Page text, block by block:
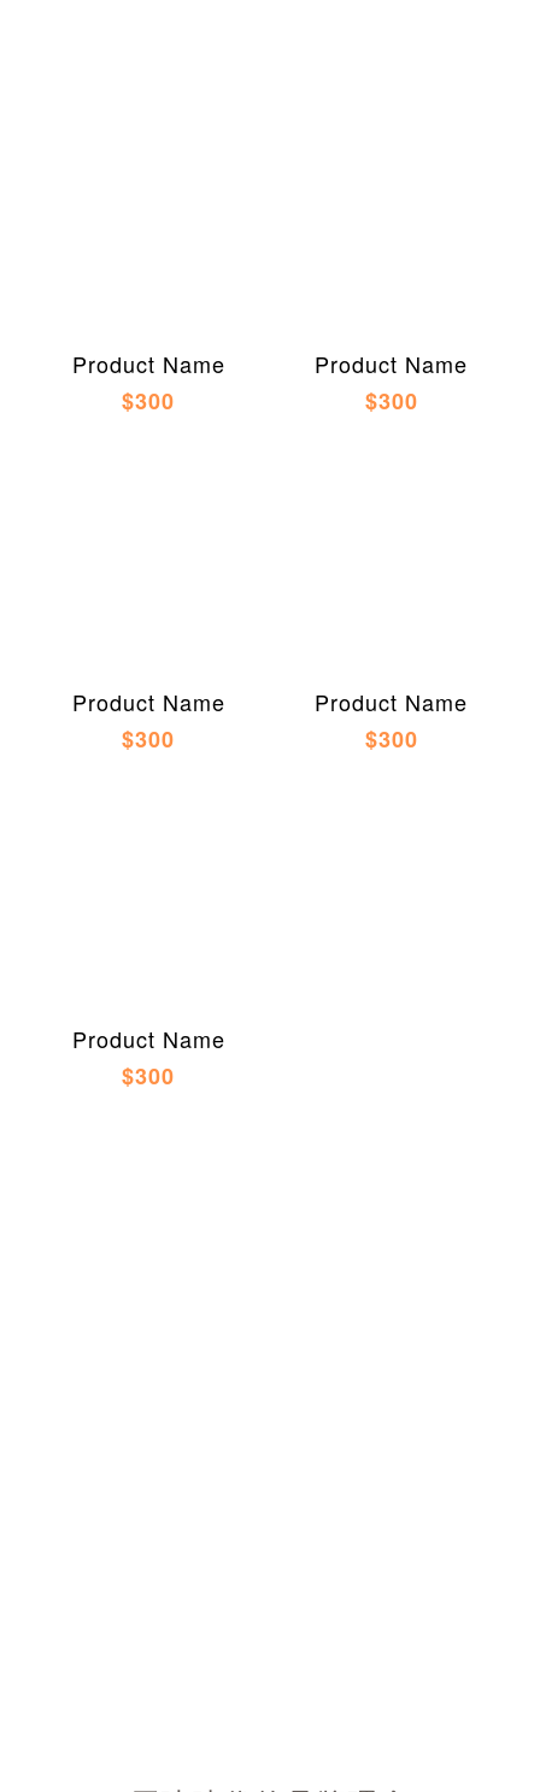
Product Name
$300
Product Name
$300
Product Name
$300
Product Name
$300
Product Name
$300